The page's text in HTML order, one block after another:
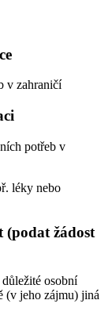
v zahraničí
potřeb v
léky nebo
(podat žádost
osobní
(v jeho zájmu) jiná